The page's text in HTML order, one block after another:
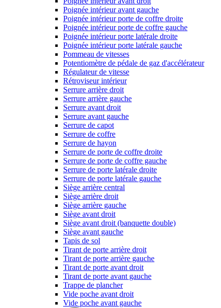
Poignée intérieur avant gauche
Poignée intérieur porte de coffre droite
Poignée intérieur porte de coffre gauche
Poignée intérieur porte latérale droite
Poignée intérieur porte latérale gauche
Pommeau de vitesses
Potentiomètre de pédale de gaz d'accélérateur
Régulateur de vitesse
Rétroviseur intérieur
Serrure arrière droit
Serrure arrière gauche
Serrure avant droit
Serrure avant gauche
Serrure de capot
Serrure de coffre
Serrure de hayon
Serrure de porte de coffre droite
Serrure de porte de coffre gauche
Serrure de porte latérale droite
Serrure de porte latérale gauche
Siège arrière central
Siège arrière droit
Siège arrière gauche
Siège avant droit
Siège avant droit (banquette double)
Siège avant gauche
Tapis de sol
Tirant de porte arrière droit
Tirant de porte arrière gauche
Tirant de porte avant droit
Tirant de porte avant gauche
Trappe de plancher
Vide poche avant droit
Vide poche avant gauche